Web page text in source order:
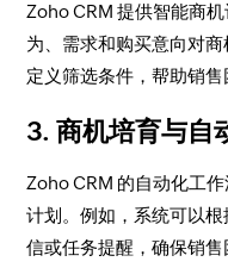
Zoho CRM 提供智能商
为、需求和购买意向对
定义筛选条件，帮助销售
3. 商机培育与自
Zoho CRM 的自动化工
计划。例如，系统可以
信或任务提醒，确保销售